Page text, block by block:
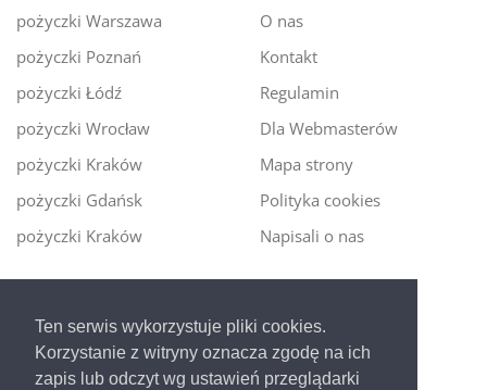
Ten serwis wykorzystuje pliki cookies.
Korzystanie z witryny oznacza zgodę na ich
zapis lub odczyt wg ustawień przeglądarki
pożyczki Warszawa
pożyczki Poznań
pożyczki Łódź
pożyczki Wrocław
pożyczki Kraków
pożyczki Gdańsk
pożyczki Kraków
O nas
Kontakt
Regulamin
Dla Webmasterów
Mapa strony
Polityka cookies
Napisali o nas
Ekspert kredytowy online - nowa era szybkiego i
bezpiecznego pożyczania!